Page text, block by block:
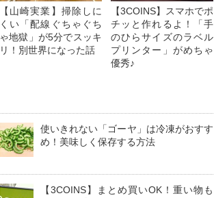
【山崎実業】掃除しに
くい「配線ぐちゃぐち
ゃ地獄」が5分でスッキ
リ！別世界になった話
【3COINS】スマホでポ
チッと作れるよ！「手
のひらサイズのラベル
プリンター」がめちゃ
優秀♪
使いきれない「ゴーヤ」は冷凍がおすす
め！美味しく保存する方法
【3COINS】まとめ買いOK！重い物も